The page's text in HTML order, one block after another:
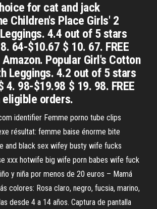
for cat and jack
Children's Place Girls' 2
4.4 out of 5 stars
64-$10.67 $ 10. 67. FREE
Popular Girl's Cotton
Leggings. 4.2 out of 5 stars
4. 98-$19.98 $ 19. 98. FREE
eligible orders.
identifier Femme porno tube clips
résultat: femme baise énorme bite
and black sex wifey busty wife fucks
xxx hotwife big wife porn babes wife fuck
y niña por menos de 20 euros – Mamá
colores: Rosa claro, negro, fucsia, marino,
desde 4 a 14 años. Captura de pantalla